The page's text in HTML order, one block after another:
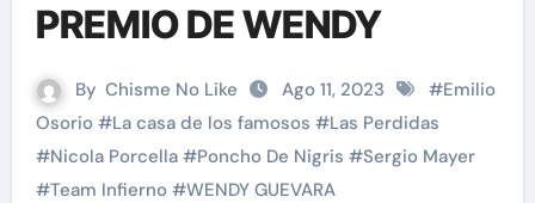
PREMIO DE WENDY
By Chisme No Like Ago 11, 2023 #Emilio
Osorio#La casa de los famosos #Las Perdidas
#Nicola Porcella#Poncho De Nigris #Sergio Mayer
#Team Infierno#WENDY GUEVARA